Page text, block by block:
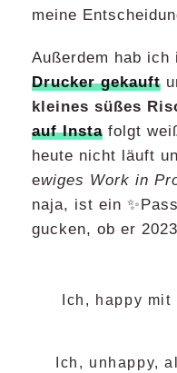
meine
Außerdem hab ich
Drucker gekauft
kleines süßes
auf Insta folgt
heute nicht läuft
ewiges Work in
naja, ist ein
gucken, ob er
Ich, happy
Ich, unhappy,